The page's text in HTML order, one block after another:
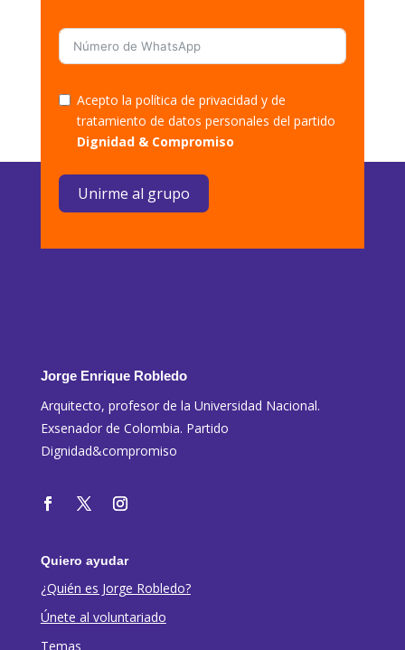
Acepto la política de privacidad y de
tratamiento de datos personales del partido
Dignidad & Compromiso
Unirme al grupo
Jorge Enrique Robledo
Arquitecto, profesor de la Universidad Nacional.
Exsenador de Colombia. Partido
Dignidad&compromiso
Quiero ayudar
¿Quién es Jorge Robledo?
Únete al voluntariado
Temas